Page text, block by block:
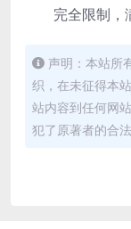
完全限制，
声明：本站所
织，在未征得本
站内容到任何网
犯了原著者的合